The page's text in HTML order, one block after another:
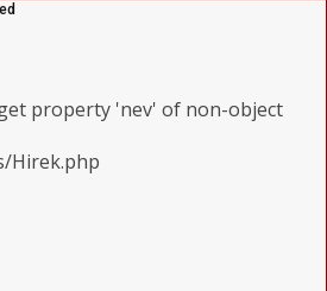
property 'nev' of non-object
Hirek.php